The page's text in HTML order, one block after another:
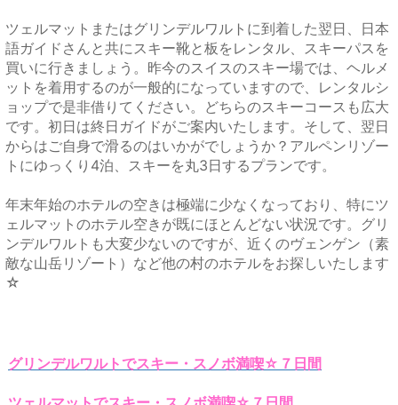
ツェルマットまたはグリンデルワルトに到着した翌日、日本
語ガイドさんと共にスキー靴と板をレンタル、スキーパスを
買いに行きましょう。昨今のスイスのスキー場では、ヘルメ
ットを着用するのが一般的になっていますので、レンタルシ
ョップで是非借りてください。どちらのスキーコースも広大
です。初日は終日ガイドがご案内いたします。そして、翌日
からはご自身で滑るのはいかがでしょうか？アルペンリゾー
トにゆっくり4泊、スキーを丸3日するプランです。
年末年始のホテルの空きは極端に少なくなっており、特にツ
ェルマットのホテル空きが既にほとんどない状況です。グリ
ンデルワルトも大変少ないのですが、近くのヴェンゲン（素
敵な山岳リゾート）など他の村のホテルをお探しいたします
☆
グリンデルワルトでスキー・スノボ満喫☆７日間